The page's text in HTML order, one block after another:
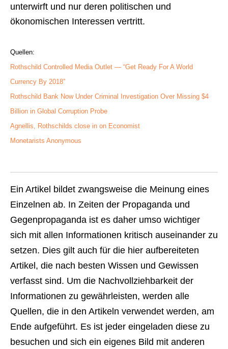
unterwirft und nur deren politischen und
ökonomischen Interessen vertritt.
Quellen:
Rothschild Controlled Media Outlet — “Get Ready For A World
Currency By 2018”
Rothschild Bank Now Under Criminal Investigation Over Missing $4
Billion in Global Corruption Probe
Agnellis, Rothschilds close in on Economist
Monetarists Anonymous
Ein Artikel bildet zwangsweise die Meinung eines
Einzelnen ab. In Zeiten der Propaganda und
Gegenpropaganda ist es daher umso wichtiger
sich mit allen Informationen kritisch auseinander zu
setzen. Dies gilt auch für die hier aufbereiteten
Artikel, die nach besten Wissen und Gewissen
verfasst sind. Um die Nachvollziehbarkeit der
Informationen zu gewährleisten, werden alle
Quellen, die in den Artikeln verwendet werden, am
Ende aufgeführt. Es ist jeder eingeladen diese zu
besuchen und sich ein eigenes Bild mit anderen